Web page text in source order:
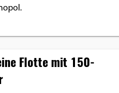
Flotte mit 150-